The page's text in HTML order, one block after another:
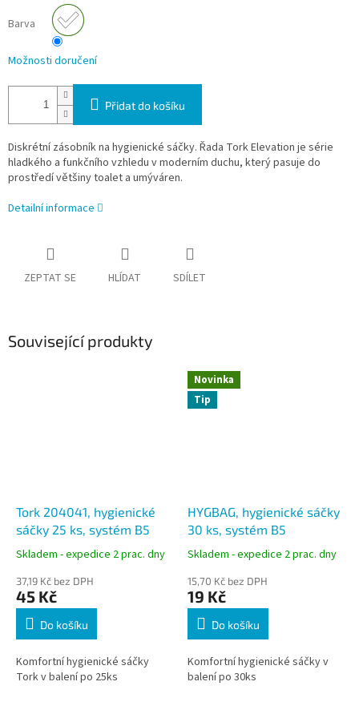
Barva
Možnosti doručení
Přidat do košíku
Diskrétní zásobník na hygienické sáčky. Řada Tork Elevation je série
hladkého a funkčního vzhledu v moderním duchu, který pasuje do
prostředí většiny toalet a umýváren.
Detailní informace
ZEPTAT SE HLÍDAT SDÍLET
Související produkty
Tork 204041, hygienické
sáčky 25 ks, systém B5
Skladem - expedice 2 prac. dny
37,19 Kč bez DPH
45 Kč
Do košíku
Komfortní hygienické sáčky
Tork v balení po 25ks
Novinka
Tip
HYGBAG, hygienické sáčky
30 ks, systém B5
Skladem - expedice 2 prac. dny
15,70 Kč bez DPH
19 Kč
Do košíku
Komfortní hygienické sáčky v
balení po 30ks